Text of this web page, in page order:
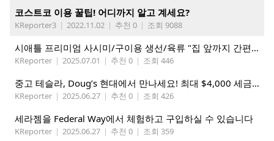
코스트코 이용 꿀팁! 어디까지 알고 계세요?
KReporter3 | 2022.11.02 | 추천 0 | 조회 9088
시애틀 프리미엄 사시미/구이용 생선/육류 "집 앞까지 간편하게" – 영오션닷컴
KReporter | 2025.07.01 | 추천 0 | 조회 446
중고 테슬라, Doug’s 현대에서 만나세요! 최대 $4,000 세금 혜택까지!
KReporter | 2025.06.27 | 추천 0 | 조회 426
세라젬을 Federal Way에서 체험하고 구입하실 수 있습니다
KReporter | 2025.06.27 | 추천 0 | 조회 359